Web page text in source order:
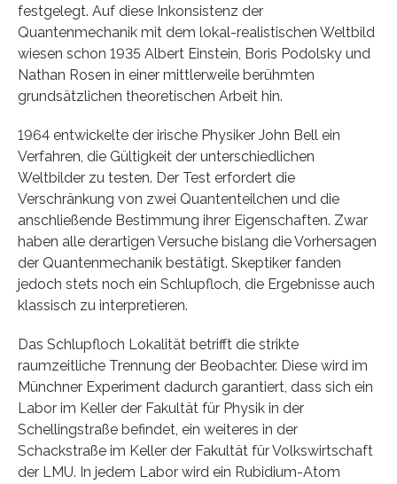
festgelegt. Auf diese Inkonsistenz der
Quantenmechanik mit dem lokal-realistischen Weltbild
wiesen schon 1935 Albert Einstein, Boris Podolsky und
Nathan Rosen in einer mittlerweile berühmten
grundsätzlichen theoretischen Arbeit hin.
1964 entwickelte der irische Physiker John Bell ein
Verfahren, die Gültigkeit der unterschiedlichen
Weltbilder zu testen. Der Test erfordert die
Verschränkung von zwei Quantenteilchen und die
anschließende Bestimmung ihrer Eigenschaften. Zwar
haben alle derartigen Versuche bislang die Vorhersagen
der Quantenmechanik bestätigt. Skeptiker fanden
jedoch stets noch ein Schlupfloch, die Ergebnisse auch
klassisch zu interpretieren.
Das Schlupfloch Lokalität betrifft die strikte
raumzeitliche Trennung der Beobachter. Diese wird im
Münchner Experiment dadurch garantiert, dass sich ein
Labor im Keller der Fakultät für Physik in der
Schellingstraße befindet, ein weiteres in der
Schackstraße im Keller der Fakultät für Volkswirtschaft
der LMU. In jedem Labor wird ein Rubidium-Atom